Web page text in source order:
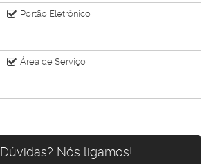
Portão Eletrônico
Área de Serviço
Dúvidas? Nós ligamos!